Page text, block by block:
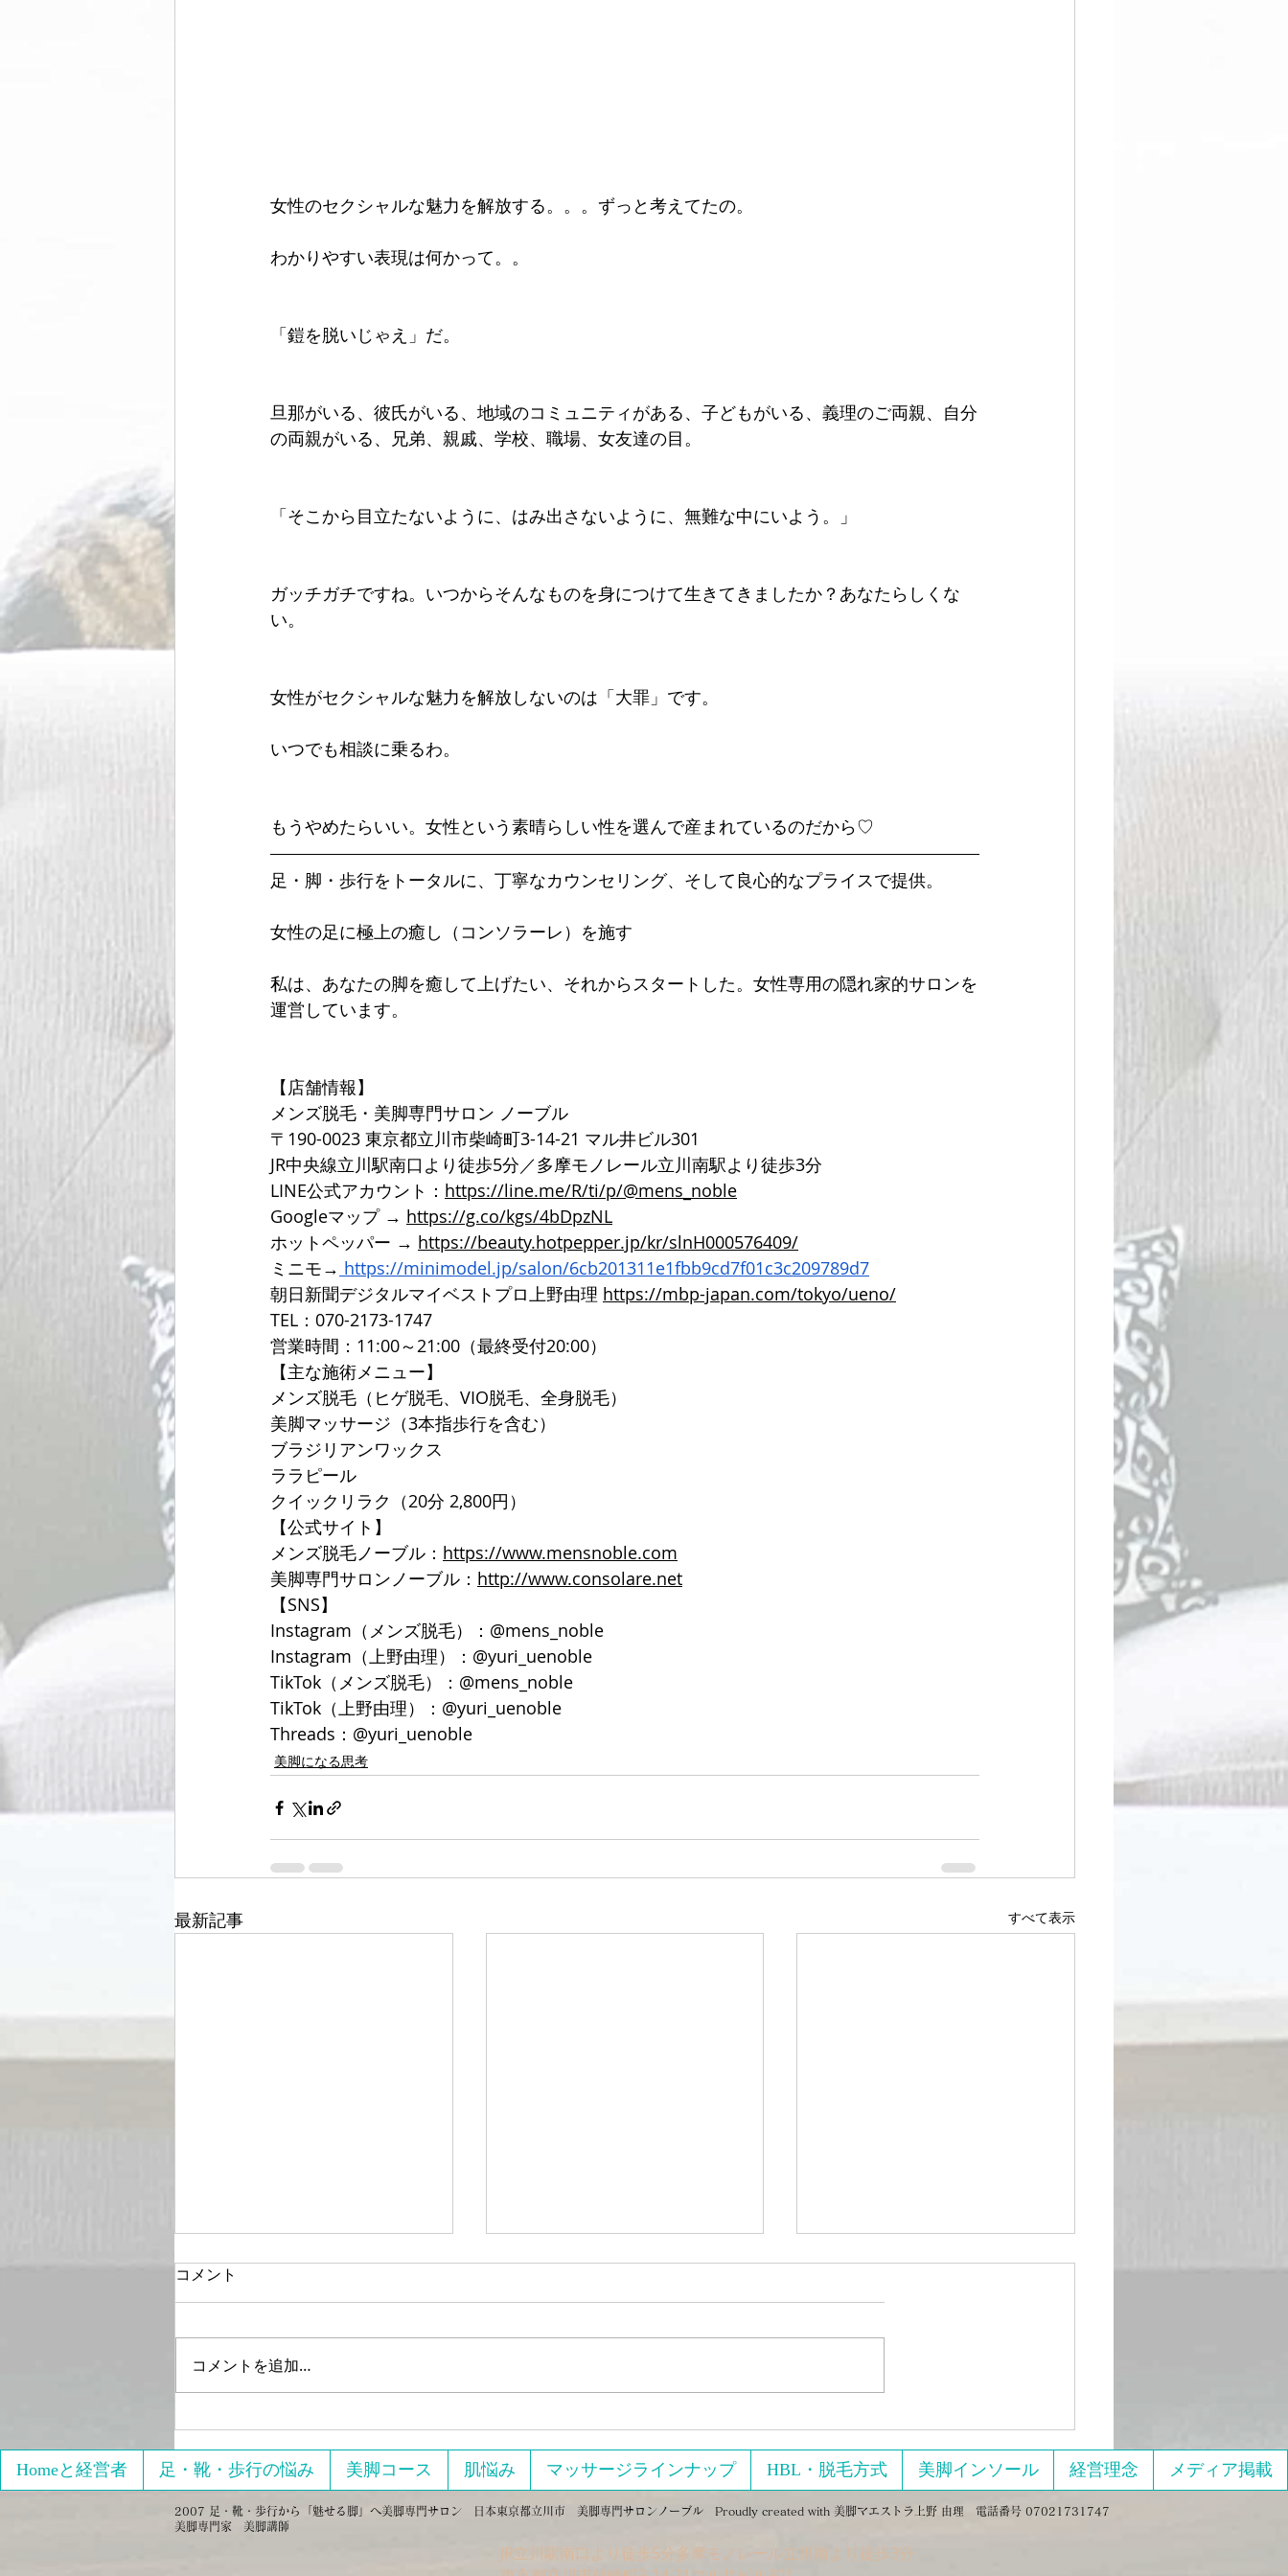
女性のセクシャルな魅力を解放する。。。ずっと考えてたの。
わかりやすい表現は何かって。。
「鎧を脱いじゃえ」だ。
旦那がいる、彼氏がいる、地域のコミュニティがある、子どもがいる、義理のご両親、自分
の両親がいる、兄弟、親戚、学校、職場、女友達の目。
「そこから目立たないように、はみ出さないように、無難な中にいよう。」
ガッチガチですね。いつからそんなものを身につけて生きてきましたか？あなたらしくな
い。
女性がセクシャルな魅力を解放しないのは「大罪」です。
いつでも相談に乗るわ。
もうやめたらいい。女性という素晴らしい性を選んで産まれているのだから♡
足・脚・歩行をトータルに、丁寧なカウンセリング、そして良心的なプライスで提供。
女性の足に極上の癒し（コンソラーレ）を施す
私は、あなたの脚を癒して上げたい、それからスタートした。女性専用の隠れ家的サロンを
運営しています。
【店舗情報】
メンズ脱毛・美脚専門サロン ノーブル
〒190-0023 東京都立川市柴崎町3-14-21 マル井ビル301
JR中央線立川駅南口より徒歩5分／多摩モノレール立川南駅より徒歩3分
LINE公式アカウント： https://line.me/R/ti/p/@mens_noble
Googleマップ → https://g.co/kgs/4bDpzNL
ホットペッパー → https://beauty.hotpepper.jp/kr/slnH000576409/
ミニモ→ https://minimodel.jp/salon/6cb201311e1fbb9cd7f01c3c209789d7
朝日新聞デジタルマイベストプロ上野由理 https://mbp-japan.com/tokyo/ueno/
TEL：070-2173-1747
営業時間：11:00～21:00（最終受付20:00）
【主な施術メニュー】
メンズ脱毛（ヒゲ脱毛、VIO脱毛、全身脱毛）
美脚マッサージ（3本指歩行を含む）
ブラジリアンワックス
ララピール
クイックリラク（20分 2,800円）
【公式サイト】
メンズ脱毛ノーブル： https://www.mensnoble.com
美脚専門サロンノーブル： http://www.consolare.net
【SNS】
Instagram（メンズ脱毛）：@mens_noble
Instagram（上野由理）：@yuri_uenoble
TikTok（メンズ脱毛）：@mens_noble
TikTok（上野由理）：@yuri_uenoble
Threads：@yuri_uenoble
美脚になる思考
最新記事 すべて表示
瞑想で美脚になる
ない？」
コメント
コメントを追加…
Homeと経営者 足・靴・歩行の悩み 美脚コース 肌悩み マッサージラインナップ HBL・脱毛方式 美脚インソール 経営理念 メディア掲載
2007 足・靴・歩行から「魅せる脚」へ美脚専門サロン 日本東京都立川市 美脚専門サロンノーブル Proudly created with 美脚マエストラ上野 由理 電話番号 07021731747
美脚専門家 美脚講師
JR立川駅南口より徒歩5分多摩モノレール立川南より徒歩3分